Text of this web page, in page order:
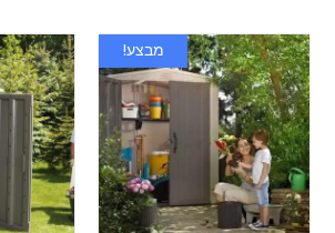
מבצע!